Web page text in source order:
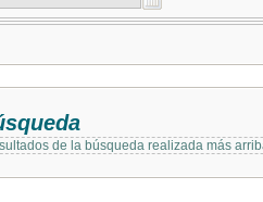
de la búsqueda realizada más